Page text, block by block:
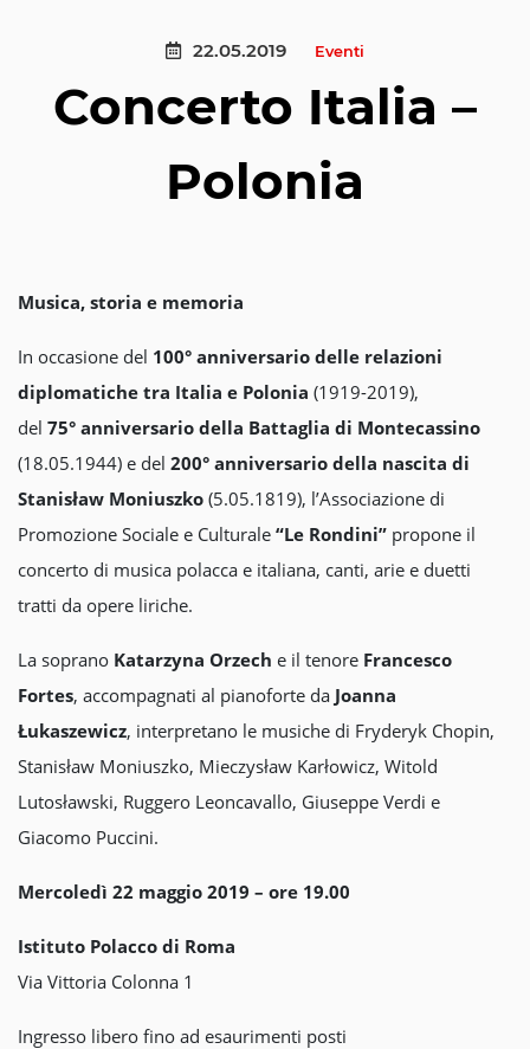
22.05.2019 Eventi
Concerto Italia –
Polonia
Musica, storia e memoria
In occasione del 100° anniversario delle relazioni
diplomatiche tra Italia e Polonia (1919-2019),
del 75° anniversario della Battaglia di Montecassino
(18.05.1944) e del 200° anniversario della nascita di
Stanisław Moniuszko (5.05.1819), l’Associazione di
Promozione Sociale e Culturale “Le Rondini” propone il
concerto di musica polacca e italiana, canti, arie e duetti
tratti da opere liriche.
La soprano Katarzyna Orzech e il tenore Francesco
Fortes, accompagnati al pianoforte da Joanna
Łukaszewicz, interpretano le musiche di Fryderyk Chopin,
Stanisław Moniuszko, Mieczysław Karłowicz, Witold
Lutosławski, Ruggero Leoncavallo, Giuseppe Verdi e
Giacomo Puccini.
Mercoledì 22 maggio 2019 – ore 19.00
Istituto Polacco di Roma
Via Vittoria Colonna 1
Ingresso libero fino ad esaurimenti posti